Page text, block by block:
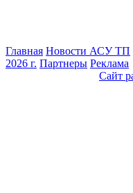
Главная Новости АСУ ТП
2026 г. Партнеры Реклама
Сайт